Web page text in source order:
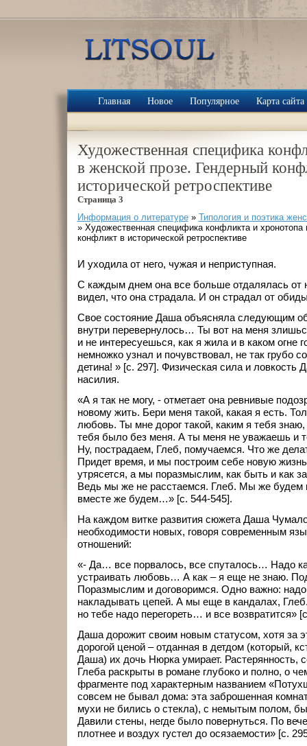
Главная Новое Популярное Карта сайта
Художественная специфика
в женской прозе. Гендерный
исторической ретроспективе
Страница 3
Информация о литературе» Типология и поэтика
» Художественная специфика конфликта и хронотопа
конфликт в исторической ретроспективе
И уходила от него, чужая и неприступная.
С каждым днем она все больше отдалялась от
видел, что она страдала. И он страдал от
Свое состояние Даша объясняла следующим
внутри перевернулось… Ты вот на меня
и не интересуешься, как я жила и в каком огне
немножко узнал и почувствовал, не так грубо
детина! » [с. 297]. Физическая сила и ловкость
насилия.
«А я так не могу, - отметает она ревнивые
новому жить. Бери меня такой, какая я есть.
любовь. Ты мне дорог такой, каким я тебя
тебя было без меня. А ты меня не уважаешь и
Ну, пострадаем, Глеб, помучаемся. Что же
Придет время, и мы построим себе новую
утрясется, а мы поразмыслим, как быть и как
Ведь мы же не расстаемся. Глеб. Мы же будем
вместе же будем…» [с. 544-545].
На каждом витке развития сюжета Даша
необходимости новых, говоря современным
отношений:
«- Да… все порвалось, все спуталось… Надо
устраивать любовь… А как – я еще не знаю.
Поразмыслим и договоримся. Одно важно: надо
накладывать цепей. А мы еще в кандалах,
но тебе надо перегореть… и все возвратится»
Даша дорожит своим новым статусом, хотя за
дорогой ценой – отданная в детдом (который,
Даша) их дочь Нюрка умирает. Растерянность,
Глеба раскрыты в романе глубоко и полно, о
фрагменте под характерным названием
совсем не бывал дома: эта заброшенная
мухи не бились о стекла), с немытым полом,
Давили стены, негде было повернуться. По
плотнее и воздух густел до осязаемости» [с.